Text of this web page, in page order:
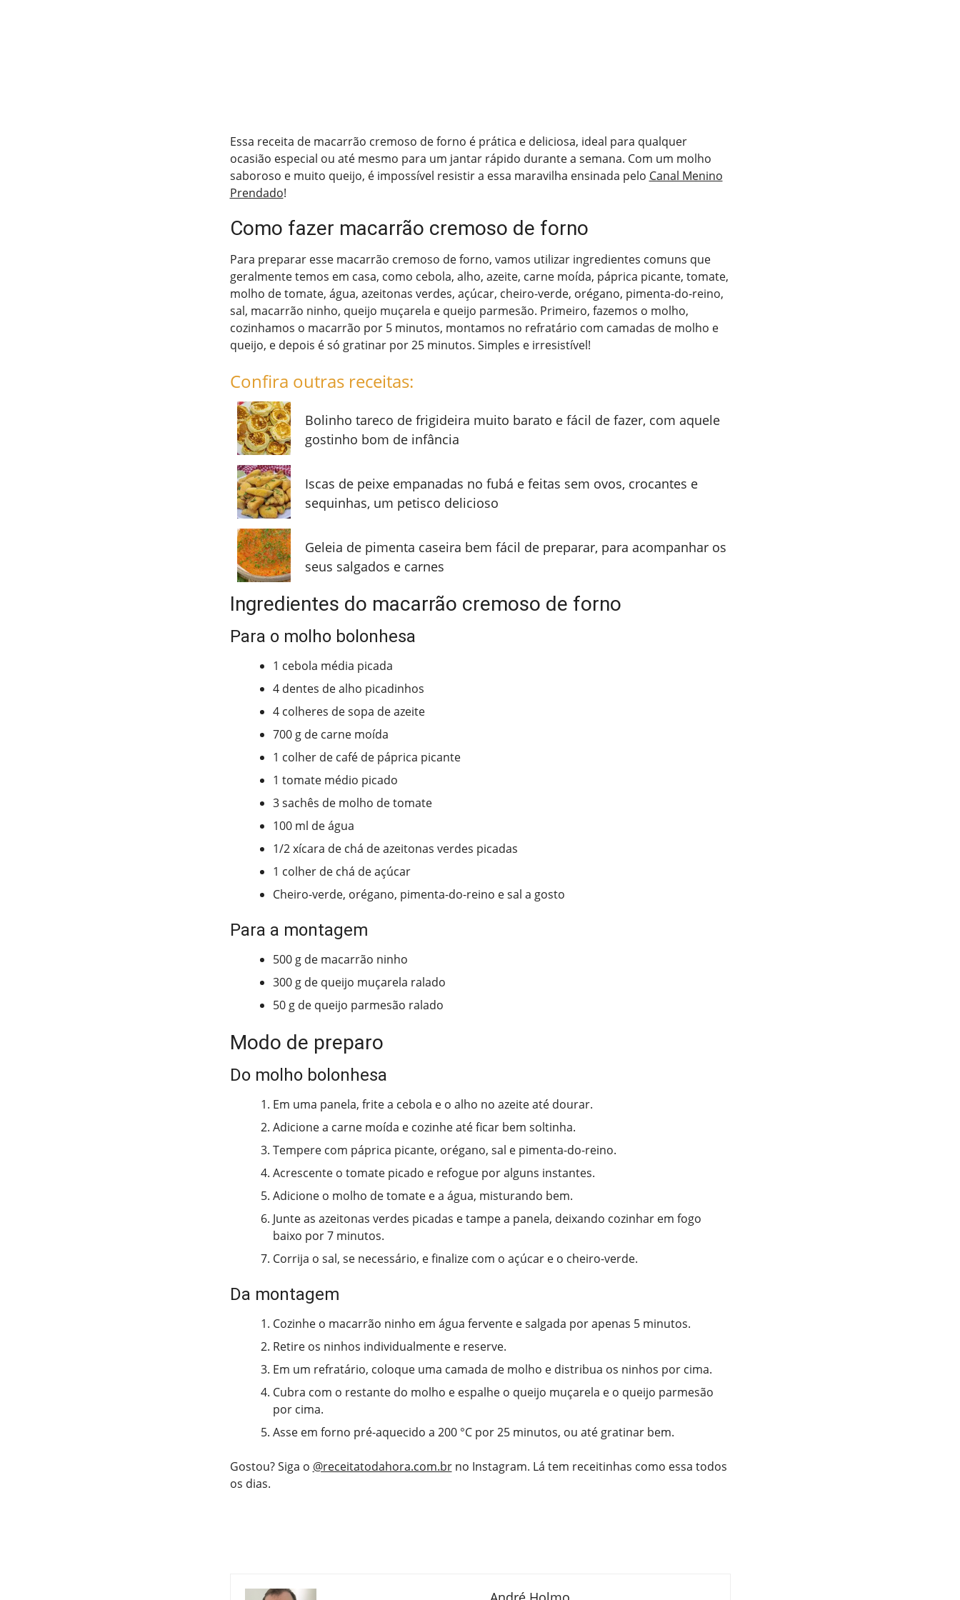
Essa receita de macarrão cremoso de forno é prática e deliciosa, ideal para qualquer
ocasião especial ou até mesmo para um jantar rápido durante a semana. Com um molho
saboroso e muito queijo, é impossível resistir a essa maravilha ensinada pelo Canal Menino
Prendado!
Como fazer macarrão cremoso de forno
Para preparar esse macarrão cremoso de forno, vamos utilizar ingredientes comuns que
geralmente temos em casa, como cebola, alho, azeite, carne moída, páprica picante, tomate,
molho de tomate, água, azeitonas verdes, açúcar, cheiro-verde, orégano, pimenta-do-reino,
sal, macarrão ninho, queijo muçarela e queijo parmesão. Primeiro, fazemos o molho,
cozinhamos o macarrão por 5 minutos, montamos no refratário com camadas de molho e
queijo, e depois é só gratinar por 25 minutos. Simples e irresistível!
Confira outras receitas:
Bolinho tareco de frigideira muito barato e fácil de fazer, com aquele
gostinho bom de infância
Iscas de peixe empanadas no fubá e feitas sem ovos, crocantes e
sequinhas, um petisco delicioso
Geleia de pimenta caseira bem fácil de preparar, para acompanhar os
seus salgados e carnes
Ingredientes do macarrão cremoso de forno
Para o molho bolonhesa
1 cebola média picada
4 dentes de alho picadinhos
4 colheres de sopa de azeite
700 g de carne moída
1 colher de café de páprica picante
1 tomate médio picado
3 sachês de molho de tomate
100 ml de água
1/2 xícara de chá de azeitonas verdes picadas
1 colher de chá de açúcar
Cheiro-verde, orégano, pimenta-do-reino e sal a gosto
Para a montagem
500 g de macarrão ninho
300 g de queijo muçarela ralado
50 g de queijo parmesão ralado
Modo de preparo
Do molho bolonhesa
Em uma panela, frite a cebola e o alho no azeite até dourar.
Adicione a carne moída e cozinhe até ficar bem soltinha.
Tempere com páprica picante, orégano, sal e pimenta-do-reino.
Acrescente o tomate picado e refogue por alguns instantes.
Adicione o molho de tomate e a água, misturando bem.
Junte as azeitonas verdes picadas e tampe a panela, deixando cozinhar em fogo
baixo por 7 minutos.
Corrija o sal, se necessário, e finalize com o açúcar e o cheiro-verde.
Da montagem
Cozinhe o macarrão ninho em água fervente e salgada por apenas 5 minutos.
Retire os ninhos individualmente e reserve.
Em um refratário, coloque uma camada de molho e distribua os ninhos por cima.
Cubra com o restante do molho e espalhe o queijo muçarela e o queijo parmesão
por cima.
Asse em forno pré-aquecido a 200 °C por 25 minutos, ou até gratinar bem.
Gostou? Siga o @receitatodahora.com.brno Instagram. Lá tem receitinhas como essa todos
os dias.